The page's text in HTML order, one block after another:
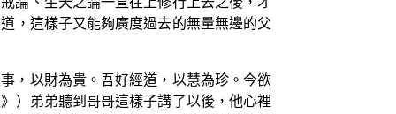
，這樣子又能夠廣度過去的無量無邊的父
，以財為貴。吾好經道，以慧為珍。今欲
）弟弟聽到哥哥這樣子講了以後，他心裡